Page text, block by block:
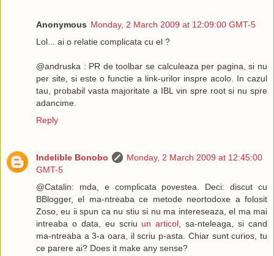
Anonymous Monday, 2 March 2009 at 12:09:00 GMT-5
Lol... ai o relatie complicata cu el ?
@andruska : PR de toolbar se calculeaza per pagina, si nu
per site, si este o functie a link-urilor inspre acolo. In cazul
tau, probabil vasta majoritate a IBL vin spre root si nu spre
adancime.
Reply
Indelible Bonobo
Monday, 2 March 2009 at 12:45:00
GMT-5
@Catalin: mda, e complicata povestea. Deci: discut cu
BBlogger, el ma-ntreaba ce metode neortodoxe a folosit
Zoso, eu ii spun ca nu stiu si nu ma intereseaza, el ma mai
intreaba o data, eu scriu un articol, sa-nteleaga, si cand
ma-ntreaba a 3-a oara, il scriu p-asta. Chiar sunt curios, tu
ce parere ai? Does it make any sense?